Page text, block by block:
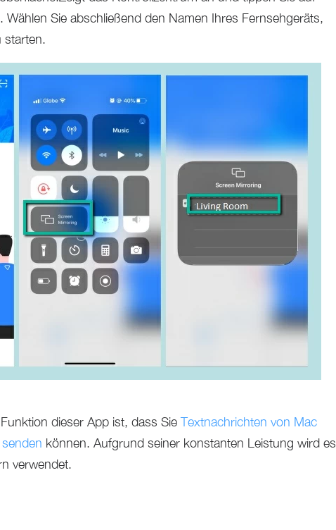
. Wählen Sie abschließend den Namen Ihres Fernsehgeräts,
starten.
dieser App ist, dass Sie Textnachrichten von Mac
können. Aufgrund seiner konstanten Leistung wird es
verwendet.